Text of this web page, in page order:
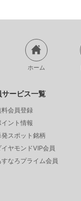
ホーム
サービス一覧
料会員登録
イント情報
発スポット銘柄
イヤモンドVIP会員
すなろプライム会員